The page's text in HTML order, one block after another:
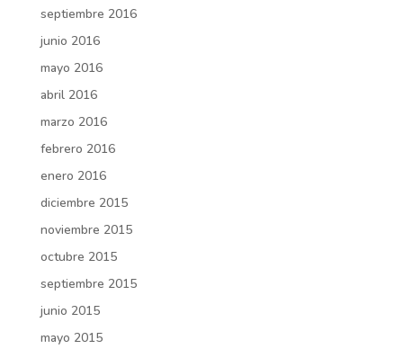
septiembre 2016
junio 2016
mayo 2016
abril 2016
marzo 2016
febrero 2016
enero 2016
diciembre 2015
noviembre 2015
octubre 2015
septiembre 2015
junio 2015
mayo 2015